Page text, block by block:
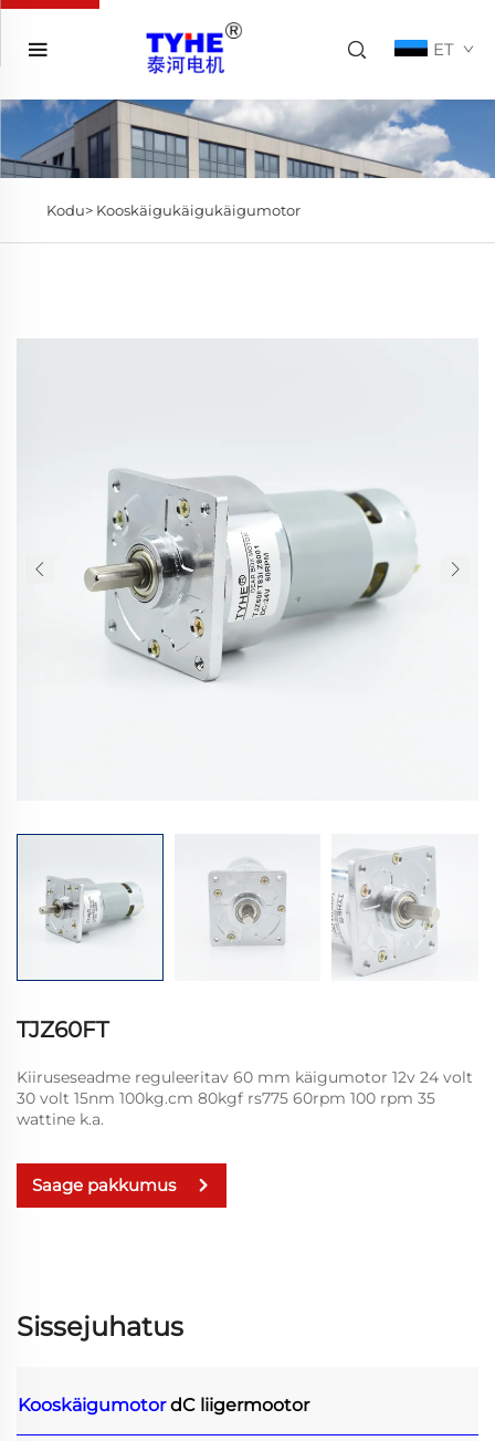
ET
Kodu> Kooskäigukäigukäigumotor
TJZ60FT
Kiiruseseadme reguleeritav 60 mm käigumotor 12v 24 volt
30 volt 15nm 100kg.cm 80kgf rs775 60rpm 100 rpm 35
wattine k.a.
Saage pakkumus
Sissejuhatus
KooskäigumotordC liigermootor